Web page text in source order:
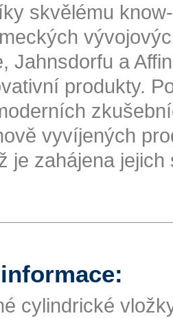
skvělému
Jahnsdorfu a
produkty.
vyvíjených
je zahájena
cylindrické